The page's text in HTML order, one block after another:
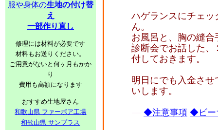
服や身体の生地の付け替
え
一部作り直し
修理には材料が必要です
材料もお送りください。
ご用意がないと何ヶ月もかか
り
費用も高額になります
おすすめ生地屋さん
和歌山県 ファーボア工場
和歌山県 サンプラス
ハゲランスにチェ
ん。
お風呂と、胸の縫
診断会でお話した
付しておきます。
明日にでも入金さ
いします。
◆注意事項 ◆ビー